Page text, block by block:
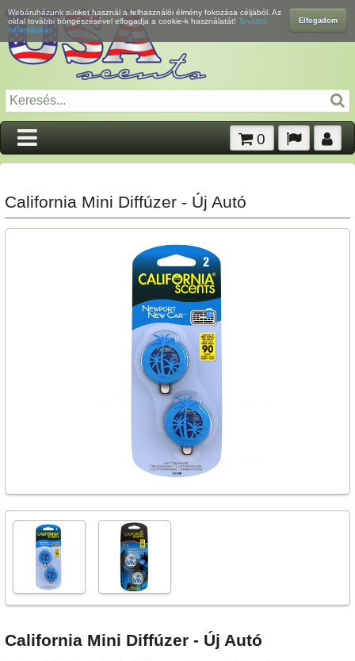
Elfogadom
Webáruházunk sütiket használ a felhasználói élmény fokozása céljából. Az
oldal további böngészésével elfogadja a cookie-k használatát! További
információk...
0
California Mini Diffúzer - Új Autó
California Mini Diffúzer - Új Autó